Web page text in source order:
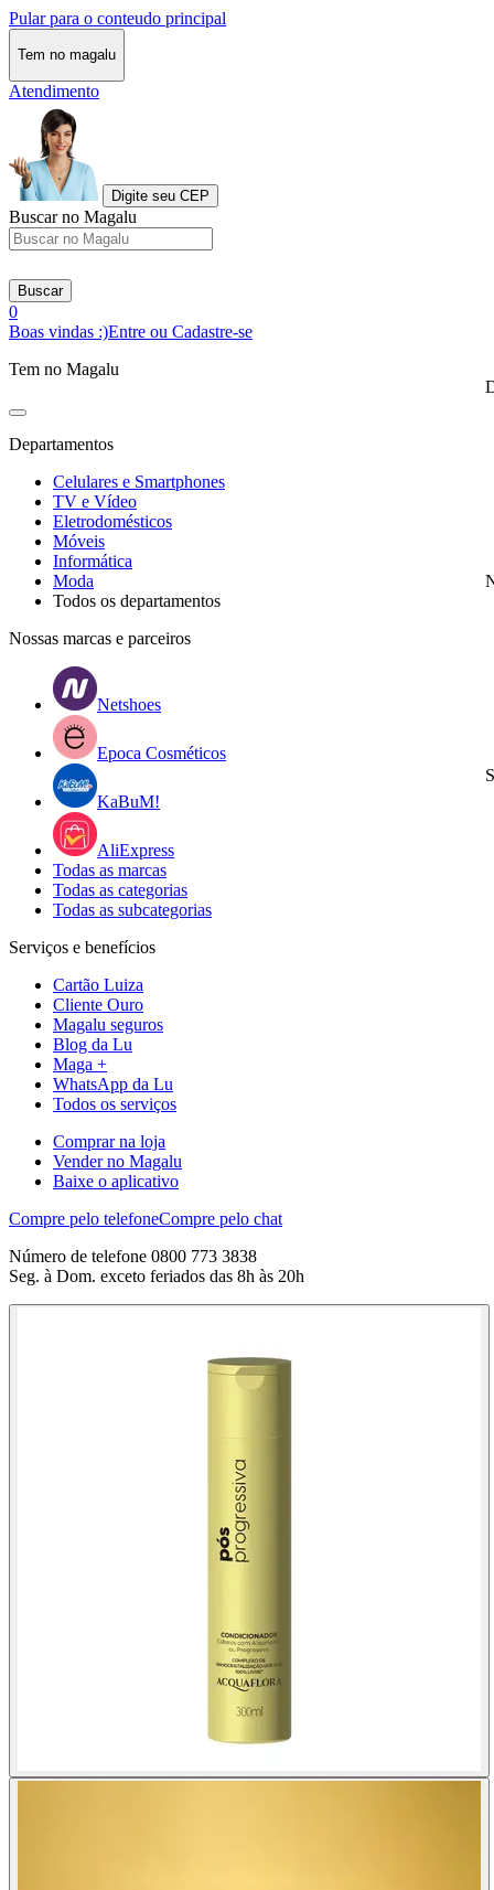
Pular para o conteudo principal
Tem no magalu
Atendimento
Digite seu CEP
Buscar no Magalu
Buscar
0
Boas vindas :)Entre ou Cadastre-se
Tem no Magalu
Departamentos
Celulares e Smartphones
TV e Vídeo
Eletrodomésticos
Móveis
Informática
Moda
Todos os departamentos
Nossas marcas e parceiros
Netshoes
Epoca Cosméticos
KaBuM!
AliExpress
Todas as marcas
Todas as categorias
Todas as subcategorias
Serviços e benefícios
Cartão Luiza
Cliente Ouro
Magalu seguros
Blog da Lu
Maga +
WhatsApp da Lu
Todos os serviços
Comprar na loja
Vender no Magalu
Baixe o aplicativo
Compre pelo telefoneCompre pelo chat
Número de telefone 0800 773 3838
Seg. à Dom. exceto feriados das 8h às 20h